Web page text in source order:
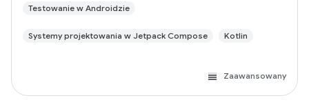
Testowanie w Androidzie
Systemy projektowania w Jetpack Compose Kotlin
Zaawansowany